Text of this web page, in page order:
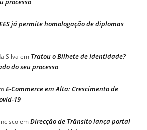
processo
já permite homologação de diplomas
Silva em Tratou o Bilhete de Identidade?
do seu processo
E-Commerce em Alta: Crescimento de
19
emDirecção de Trânsito lança portal